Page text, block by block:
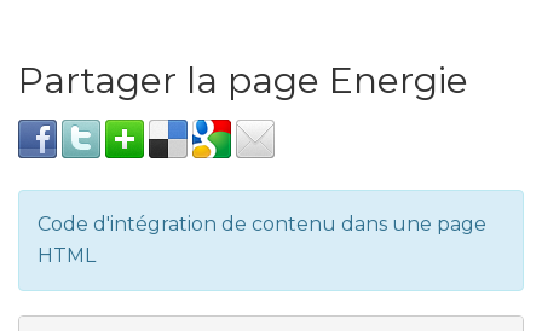
Partager la page Energie
Code d'intégration de contenu dans une page
HTML